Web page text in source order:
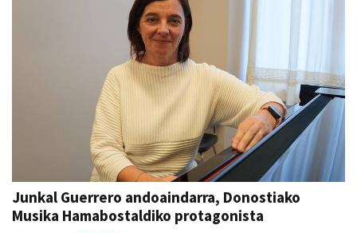
Junkal Guerrero andoaindarra, Donostiako
Musika Hamabostaldiko protagonista